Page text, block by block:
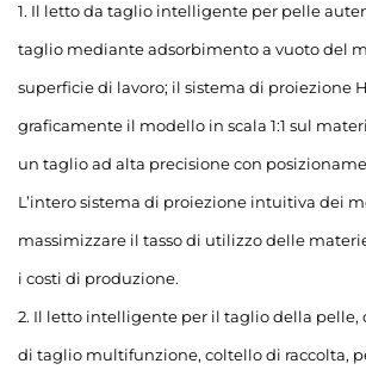
1. Il letto da taglio intelligente per pelle
taglio mediante adsorbimento a vuoto del
superficie di lavoro; il sistema di proiezione
graficamente il modello in scala 1:1 sul
un taglio ad alta precisione con
L’intero sistema di proiezione intuitiva dei
massimizzare il tasso di utilizzo delle
i costi di produzione.
2. Il letto intelligente per il taglio della pelle,
di taglio multifunzione, coltello di raccolta,